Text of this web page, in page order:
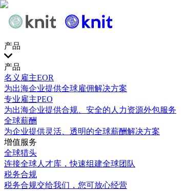
产品
产品
名义雇主EOR
为出海企业提供全球雇佣解决方案
专业雇主PEO
为出海企业提供合规、安全的人力资源外包服务
全球薪酬
为企业提供灵活、透明的全球薪酬解决方案
增值服务
全球猎头
连接全球人才库，快速组建全球团队
税务合规
税务合规交给我们，您可放心经营